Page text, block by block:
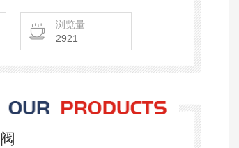
油的压力来推动油缸的活塞，活塞
浏览量
2921